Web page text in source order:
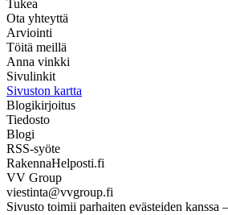
Tukea
Ota yhteyttä
Arviointi
Töitä meillä
Anna vinkki
Sivulinkit
Sivuston kartta
Blogikirjoitus
Tiedosto
Blogi
RSS-syöte
RakennaHelposti.fi
VV Group
viestinta@vvgroup.fi
Sivusto toimii parhaiten evästeiden kanssa